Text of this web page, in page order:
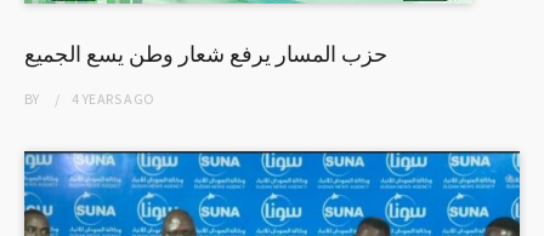
حزب المسار يرفع شعار وطن يسع الجميع
BY 4 YEARSAGO